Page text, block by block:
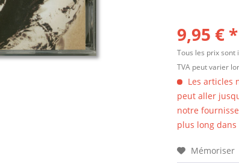
9,95 € *
Tous les prix sont
TVA peut varier
Les articles
peut aller
notre
plus long dans
Mémoriser